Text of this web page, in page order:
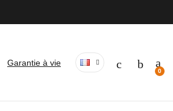
Garantie à vie